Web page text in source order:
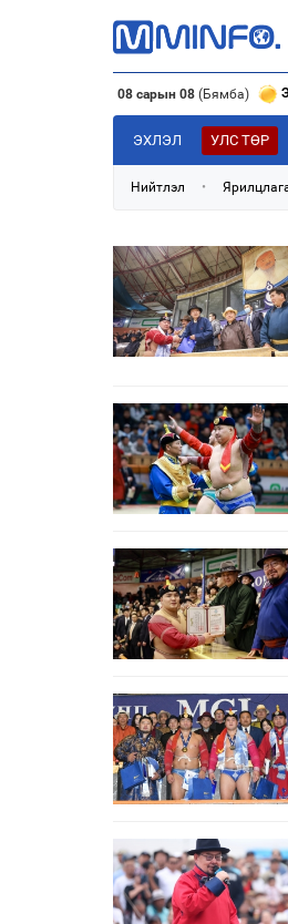
08 сарын 08 (Бямба)
ЭХЛЭЛ УЛС ТӨР
Нийтлэл •